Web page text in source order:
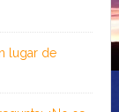
lugar de